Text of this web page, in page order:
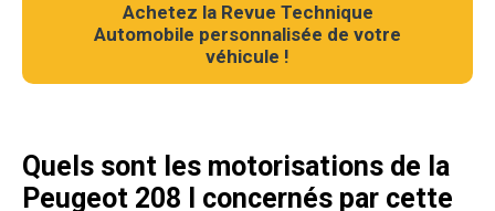
Achetez la Revue Technique
Automobile personnalisée de votre
véhicule !
Quels sont les motorisations de la
Peugeot 208 I concernés par cette